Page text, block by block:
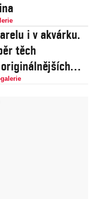
i v akvárku.
těch